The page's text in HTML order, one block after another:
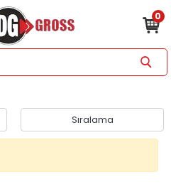
0
Sıralama